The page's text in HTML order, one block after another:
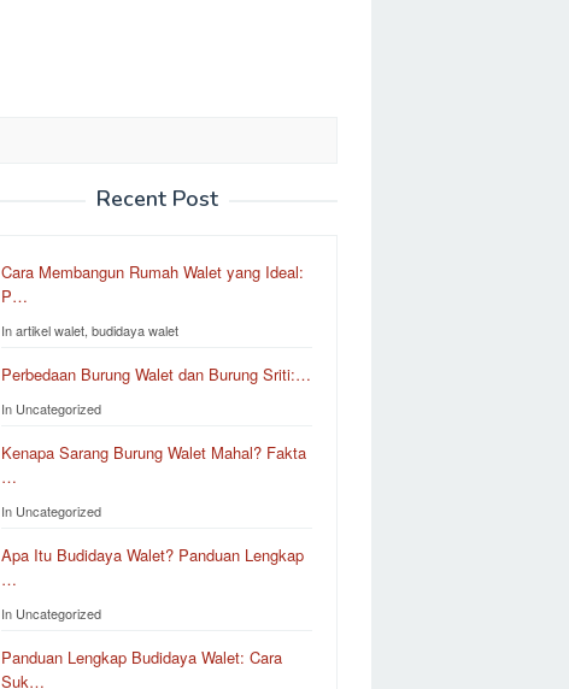
Recent Post
Cara Membangun Rumah Walet yang Ideal:
P…
In artikel walet, budidaya walet
Perbedaan Burung Walet dan Burung Sriti:…
In Uncategorized
Kenapa Sarang Burung Walet Mahal? Fakta
…
In Uncategorized
Apa Itu Budidaya Walet? Panduan Lengkap
…
In Uncategorized
Panduan Lengkap Budidaya Walet: Cara
Suk…